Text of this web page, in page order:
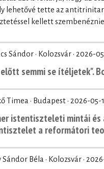
lehetővé tette az
kellett
Sándor · Kolozsvár · 2026-
semmi se ítéljetek".
Timea · Budapest · 2026-05-
istentiszteleti mintái és
a reformátori
Sándor Béla · Kolozsvár ·